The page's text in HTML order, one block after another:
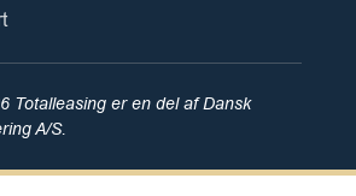
Totalleasing er en del af Dansk
A/S.